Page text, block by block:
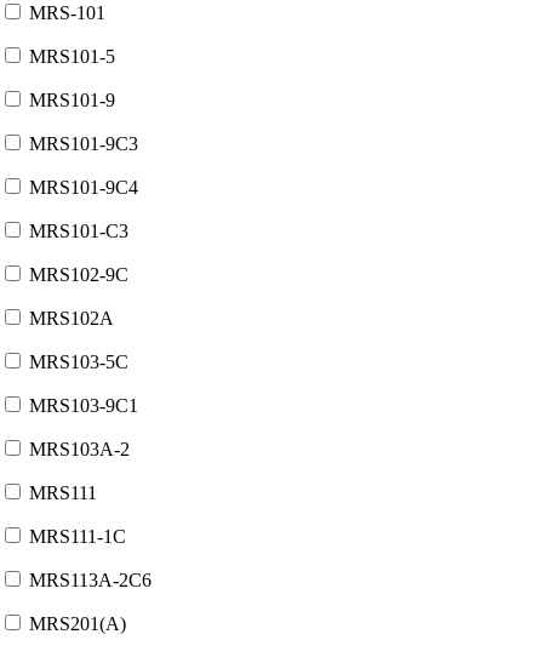
MRS-101
MRS101-5
MRS101-9
MRS101-9C3
MRS101-9C4
MRS101-C3
MRS102-9C
MRS102A
MRS103-5C
MRS103-9C1
MRS103A-2
MRS111
MRS111-1C
MRS113A-2C6
MRS201(A)